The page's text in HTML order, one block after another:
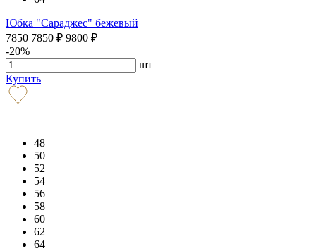
Юбка "Сараджес" бежевый
7850 7850 ₽ 9800 ₽
-20%
шт
Купить
48
50
52
54
56
58
60
62
64